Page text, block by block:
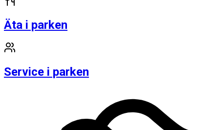
Äta i parken
Service i parken